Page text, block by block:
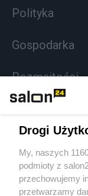
Polityka
Gospodarka
Rozmaitości
Sport
Drogi
My, naszych
podmioty z
przechowujemy
przetwarzamy